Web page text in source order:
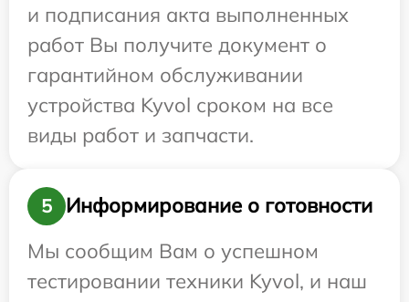
и подписания акта выполненных
работ Вы получите документ о
гарантийном обслуживании
устройства Kyvol сроком на все
виды работ и запчасти.
5
Информирование о готовности
Мы сообщим Вам о успешном
тестировании техники Kyvol, и наш